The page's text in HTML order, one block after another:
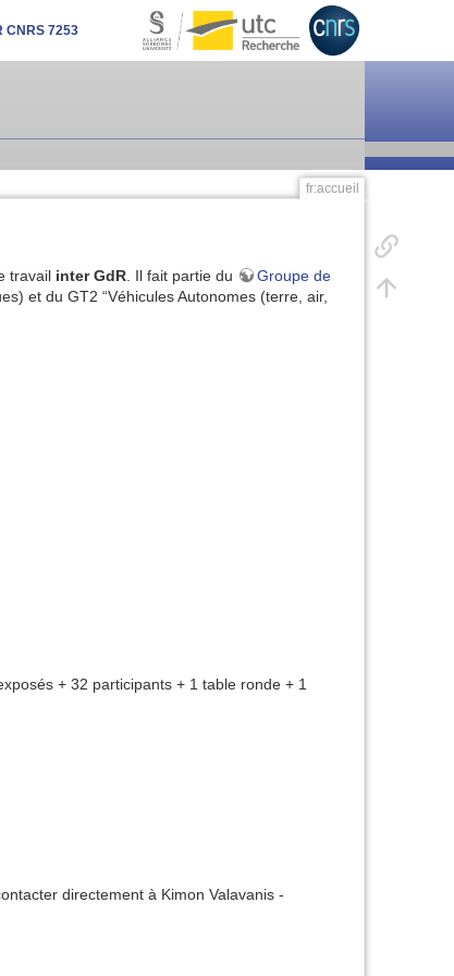
CNRS 7253
fr:accueil
travail inter GdR . Il fait partie du
Groupe de
et du GT2 “Véhicules Autonomes (terre, air,
+ 32 participants + 1 table ronde + 1
directement à Kimon Valavanis -